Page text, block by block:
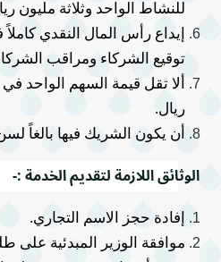
للنشاط الواحد وثلاثة
توقيع الشركاء ومراقب
ريال.
أن يكون الشريك فيها بالغاً
الوثائق اللازمة لتقديم الخدمة :-
إفادة حجز الاسم التجاري.